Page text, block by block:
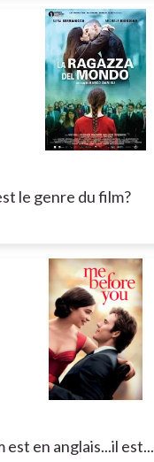
le genre du film?
est en anglais...il est...